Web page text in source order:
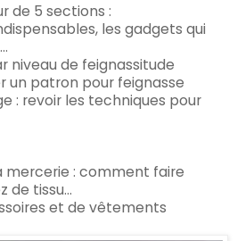
de 5 sections :
les gadgets qui
niveau de feignassitude
un patron pour feignasse
: revoir les techniques pour
mercerie : comment faire
de tissu...
et de vêtements